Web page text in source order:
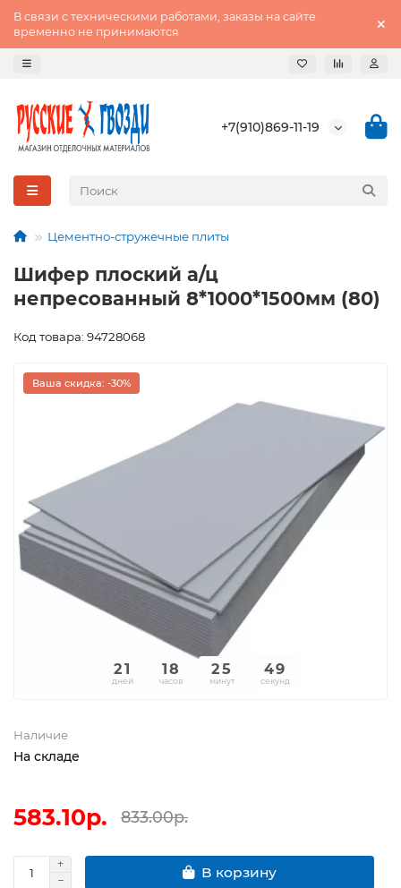
В связи с техническими работами, заказы на сайте
временно не принимаются
+7(910)869-11-19
Цементно-стружечные плиты
Шифер плоский а/ц
непресованный 8*1000*1500мм (80)
Код товара: 94728068
Ваша скидка: -30%
21
дней
18
часов
25
минут
49
секунд
Наличие
На складе
583.10р. 833.00р.
В корзину